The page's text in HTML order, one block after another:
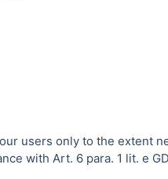
users only to the
with Art. 6 para. 1 lit. e